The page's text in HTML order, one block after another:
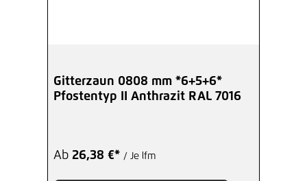
Gitterzaun 0808 mm *6+5+6*
Pfostentyp II Anthrazit RAL 7016
Ab 26,38 €* / Je lfm